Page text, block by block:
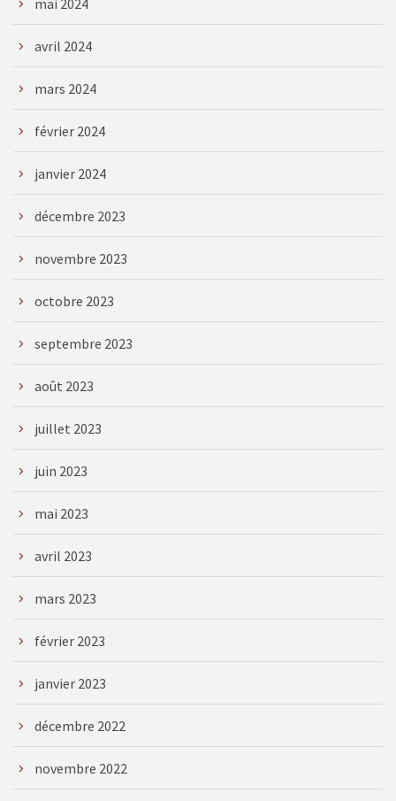
mai 2024
avril 2024
mars 2024
février 2024
janvier 2024
décembre 2023
novembre 2023
octobre 2023
septembre 2023
août 2023
juillet 2023
juin 2023
mai 2023
avril 2023
mars 2023
février 2023
janvier 2023
décembre 2022
novembre 2022